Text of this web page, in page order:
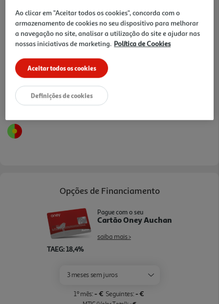
99,90 €
1h
Recolha em loja Express
3h
*Mediante disponibilidade de slot de entrega e stock em loja.
Opções de Financiamento
TAEG: 18,4%
Pague com o seu
Cartão Oney Auchan
saiba mais >
3 meses sem juros
1º mês:- € Seguintes:- €
Ao clicar em "Aceitar todos os cookies", concorda com o
armazenamento de cookies no seu dispositivo para melhorar
a navegação no site, analisar a utilização do site e ajudar nas
nossas iniciativas de marketing. Política de Cookies
Aceitar todos os cookies
Definições de cookies